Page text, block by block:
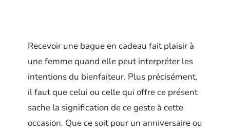
Recevoir une bague en cadeau fait plaisir à
une femme quand elle peut interpréter les
intentions du bienfaiteur. Plus précisément,
il faut que celui ou celle qui offre ce présent
sache la signification de ce geste à cette
occasion. Que ce soit pour un anniversaire ou